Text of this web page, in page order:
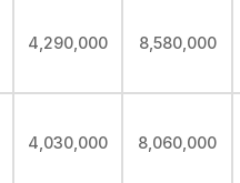
4,290,000 8,580,000
4,030,000 8,060,000